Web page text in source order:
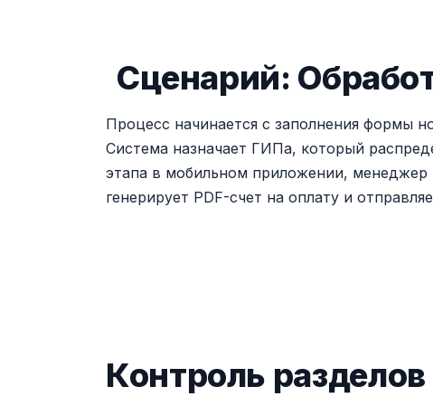
Сценарий:
Процесс начинается с заполнения формы
Система назначает ГИПа, который
этапа в мобильном приложении, менеджер
генерирует PDF-счет на оплату и
Контроль разделов